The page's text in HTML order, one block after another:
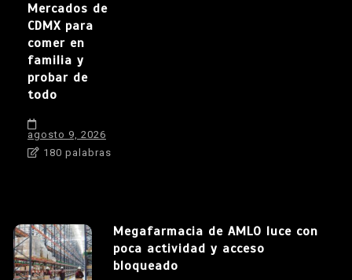
Mercados de
CDMX para
comer en
familia y
probar de
todo
agosto 9, 2026
180 palabras
Megafarmacia de AMLO luce con
poca actividad y acceso
bloqueado